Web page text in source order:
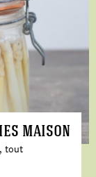
maison
tout